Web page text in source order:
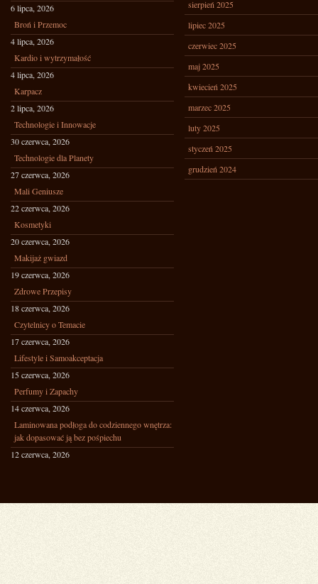
6 lipca, 2026
Broń i Przemoc
4 lipca, 2026
Kardio i wytrzymałość
4 lipca, 2026
Karpacz
2 lipca, 2026
Technologie i Innowacje
30 czerwca, 2026
Technologie dla Planety
27 czerwca, 2026
Mali Geniusze
22 czerwca, 2026
Kosmetyki
20 czerwca, 2026
Makijaż gwiazd
19 czerwca, 2026
Zdrowe Przepisy
18 czerwca, 2026
Czytelnicy o Temacie
17 czerwca, 2026
Lifestyle i Samoakceptacja
15 czerwca, 2026
Perfumy i Zapachy
14 czerwca, 2026
Laminowana podłoga do codziennego wnętrza:
jak dopasować ją bez pośpiechu
12 czerwca, 2026
sierpień 2025
lipiec 2025
czerwiec 2025
maj 2025
kwiecień 2025
marzec 2025
luty 2025
styczeń 2025
grudzień 2024